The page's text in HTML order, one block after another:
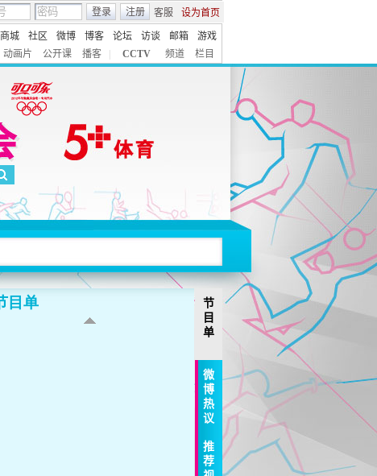
客服 设为首页
登录 注册
商城 社区 微博 博客 论坛 访谈 邮箱
游戏
动画片 公开课 播客 CCTV 频道
栏目
节
目
单
微
博
热
议
推
荐